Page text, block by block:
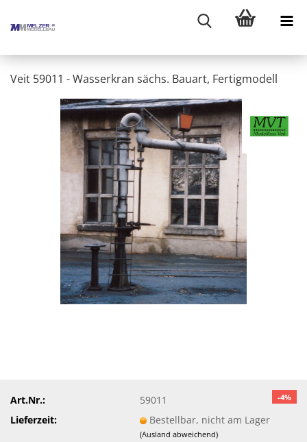
Veit 59011 - Wasserkran sächs. Bauart, Fertigmodell
-4%
Art.Nr.:
59011
Lieferzeit:
Bestellbar, nicht am Lager
(Ausland abweichend)